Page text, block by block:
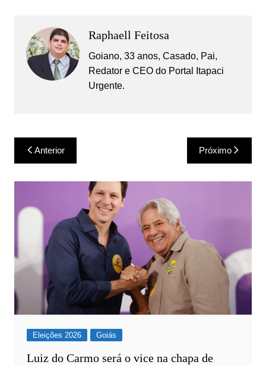
Raphaell Feitosa
Goiano, 33 anos, Casado, Pai,
Redator e CEO do Portal Itapaci
Urgente.
Navegação
de
Post
Anterior Próximo
Eleições 2026 Goiás
Luiz do Carmo será o vice na chapa de